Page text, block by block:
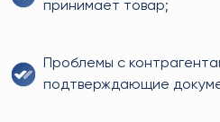
принимает товар;
Проблемы с
подтверждающие